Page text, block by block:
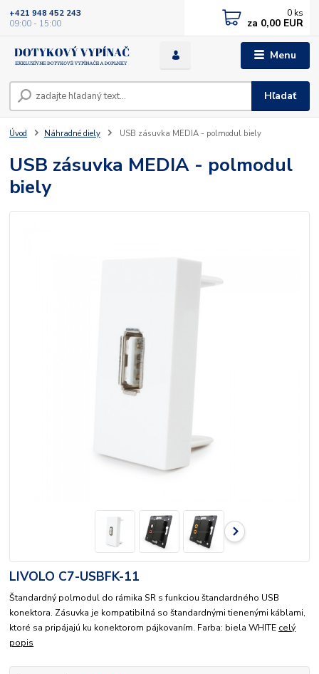
Menu
Hľadať
+421 948 452 243
09:00 - 15:00
0 ks
za 0,00 EUR
Úvod Náhradné diely USB zásuvka MEDIA - polmodul biely
USB zásuvka MEDIA - polmodul
biely
LIVOLO C7-USBFK-11
Štandardný polmodul do rámika SR s funkciou štandardného USB
konektora. Zásuvka je kompatibilná so štandardnými tienenými káblami,
ktoré sa pripájajú ku konektorom pájkovaním. Farba: biela WHITE celý
popis